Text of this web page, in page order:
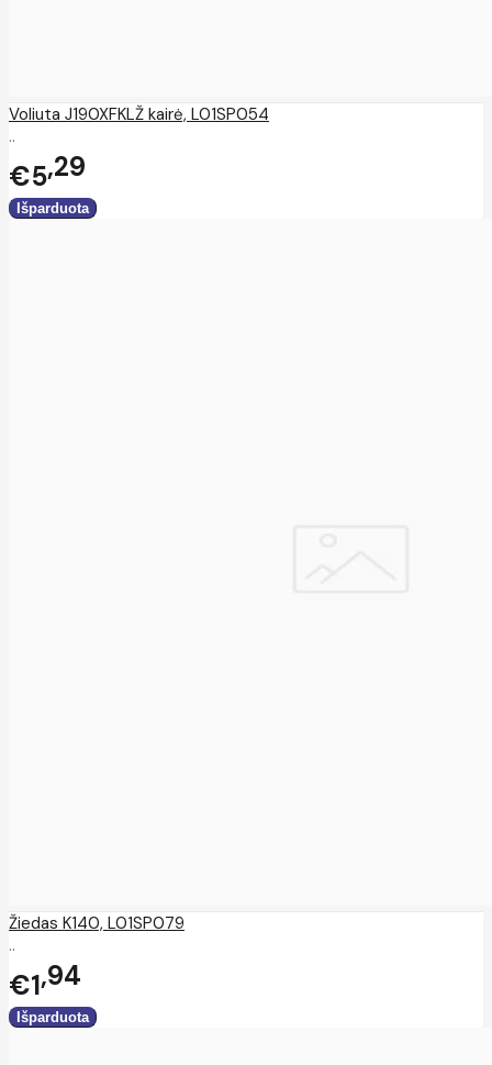
Voliuta J190XFKLŽ kairė, L01SP054
..
€5 29
Žiedas K140, L01SP079
..
€1 94